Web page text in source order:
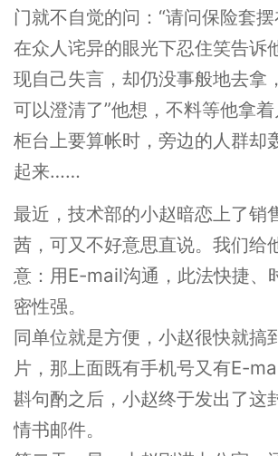
门就不自觉的问：“请问保险套
在众人诧异的眼光下忍住笑告诉
现自己失言，却仍没事般地去拿
可以澄清了”他想，不料等他拿
柜台上要算帐时，旁边的人群却
起来……
最近，技术部的小赵暗恋上了销
茜，可又不好意思直说。我们给
意：用E-mail沟通，此法快捷、
密性强。
同单位就是方便，小赵很快就搞
片，那上面既有手机号又有E-
斟句酌之后，小赵终于发出了这
情书邮件。